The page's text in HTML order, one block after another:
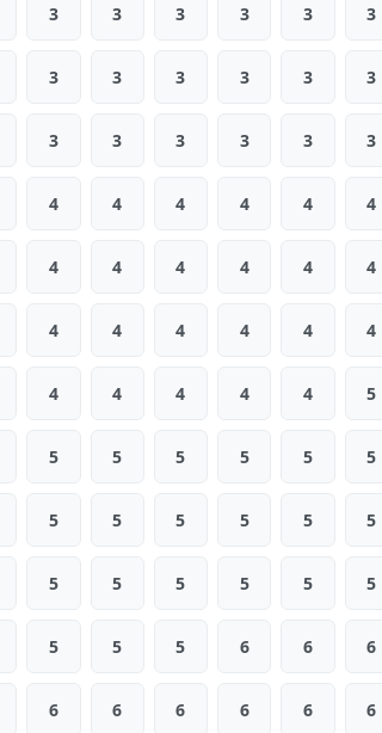
3 3 3 3 3 3
3 3 3 3 3 3
3 3 3 3 3 3
4 4 4 4 4 4
4 4 4 4 4 4
4 4 4 4 4 4
4 4 4 4 4 5
5 5 5 5 5 5
5 5 5 5 5 5
5 5 5 5 5 5
5 5 5 6 6 6
6 6 6 6 6 6